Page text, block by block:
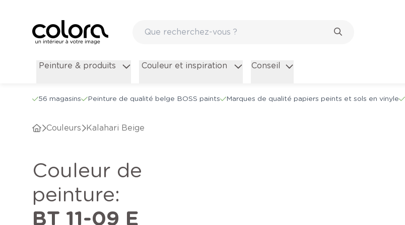
Peinture & produits Couleur et inspiration Conseil
56 magasins Peinture de qualité belge BOSS paints Marques de qualité papiers peints et sols en vinyle
Couleurs Kalahari Beige
Couleur de
peinture:
BT 11-09 E